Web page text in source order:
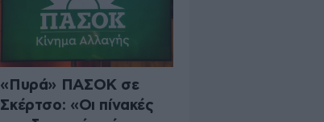
«Πυρά» ΠΑΣΟΚ σε
Σκέρτσο: «Οι πίνακές